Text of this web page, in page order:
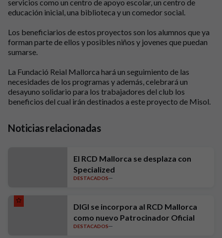
servicios como un centro de apoyo escolar, un centro de
educación inicial, una biblioteca y un comedor social.
Los beneficiarios de estos proyectos son los alumnos que ya
forman parte de ellos y posibles niños y jovenes que puedan
sumarse.
La Fundació Reial Mallorca hará un seguimiento de las
necesidades de los programas y además, celebrará un
desayuno solidario para los trabajadores del club los
beneficios del cual irán destinados a este proyecto de Misol.
Noticias relacionadas
El RCD Mallorca se desplaza con
Specialized
DESTACADOS
DIGI se incorpora al RCD Mallorca
como nuevo Patrocinador Oficial
DESTACADOS